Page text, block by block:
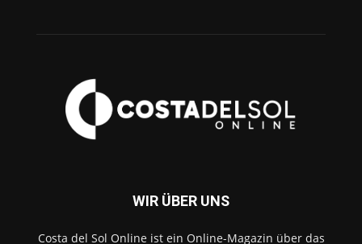
WIR ÜBER UNS
Costa del Sol Online ist ein Online-Magazin über das